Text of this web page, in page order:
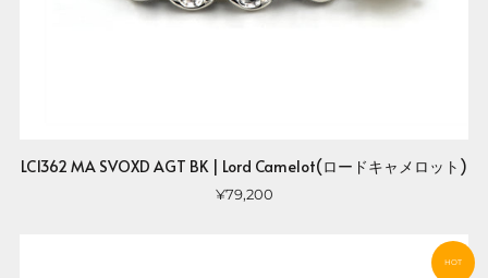
LC1362 MA SVOXD AGT BK | Lord Camelot(ロードキャメロット)
¥79,200
HOT